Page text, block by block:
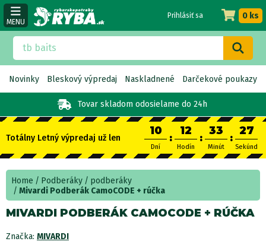
MENU
Tovar skladom odosielame do 24h
Prihlásiť sa 0 ks
Novinky Bleskový výpredaj Naskladnené Darčekové poukazy
Totálny Letný výpredaj už len
10
Dní
:
12
Hodín
:
33
Minút
:
27
Sekúnd
Home Podberáky
podberáky
Mivardi Podberák CamoCODE + rúčka
MIVARDI PODBERÁK CAMOCODE + RÚČKA
Značka: MIVARDI